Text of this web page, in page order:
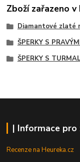
Zboží zařazeno
Diamantové zlaté
ŠPERKY S
ŠPERKY S
| Informace pro
Recenze na Heureka.cz